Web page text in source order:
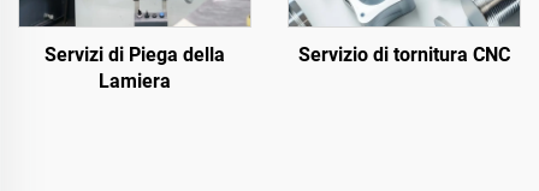
Servizi di Piega della
Lamiera
Servizio di tornitura CNC